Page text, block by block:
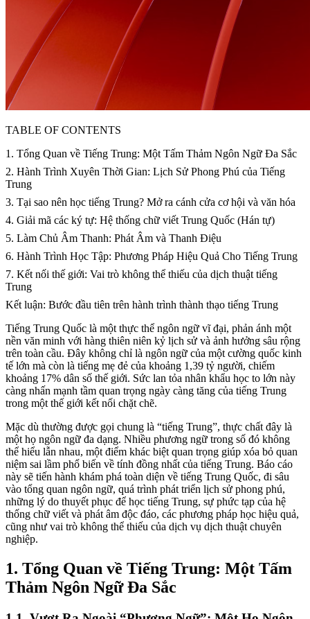
TABLE OF CONTENTS
1. Tổng Quan về Tiếng Trung: Một Tấm Thảm Ngôn Ngữ Đa Sắc
2. Hành Trình Xuyên Thời Gian: Lịch Sử Phong Phú của Tiếng
Trung
3. Tại sao nên học tiếng Trung? Mở ra cánh cửa cơ hội và văn hóa
4. Giải mã các ký tự: Hệ thống chữ viết Trung Quốc (Hán tự)
5. Làm Chủ Âm Thanh: Phát Âm và Thanh Điệu
6. Hành Trình Học Tập: Phương Pháp Hiệu Quả Cho Tiếng Trung
7. Kết nối thế giới: Vai trò không thể thiếu của dịch thuật tiếng
Trung
Kết luận: Bước đầu tiên trên hành trình thành thạo tiếng Trung
Tiếng Trung Quốc là một thực thể ngôn ngữ vĩ đại, phản ánh một
nền văn minh với hàng thiên niên kỷ lịch sử và ảnh hưởng sâu rộng
trên toàn cầu. Đây không chỉ là ngôn ngữ của một cường quốc kinh
tế lớn mà còn là tiếng mẹ đẻ của khoảng 1,39 tỷ người, chiếm
khoảng 17% dân số thế giới. Sức lan tỏa nhân khẩu học to lớn này
càng nhấn mạnh tầm quan trọng ngày càng tăng của tiếng Trung
trong một thế giới kết nối chặt chẽ.
Mặc dù thường được gọi chung là “tiếng Trung”, thực chất đây là
một họ ngôn ngữ đa dạng. Nhiều phương ngữ trong số đó không
thể hiểu lẫn nhau, một điểm khác biệt quan trọng giúp xóa bỏ quan
niệm sai lầm phổ biến về tính đồng nhất của tiếng Trung. Báo cáo
này sẽ tiến hành khám phá toàn diện về tiếng Trung Quốc, đi sâu
vào tổng quan ngôn ngữ, quá trình phát triển lịch sử phong phú,
những lý do thuyết phục để học tiếng Trung, sự phức tạp của hệ
thống chữ viết và phát âm độc đáo, các phương pháp học hiệu quả,
cũng như vai trò không thể thiếu của dịch vụ dịch thuật chuyên
nghiệp.
1. Tổng Quan về Tiếng Trung: Một Tấm
Thảm Ngôn Ngữ Đa Sắc